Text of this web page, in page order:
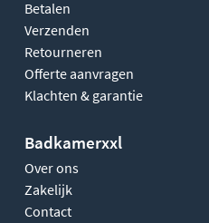
Betalen
Verzenden
Retourneren
Offerte aanvragen
Klachten & garantie
Badkamerxxl
Over ons
Zakelijk
Contact